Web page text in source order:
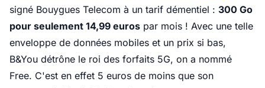
signé Bouygues Telecom à un tarif démentiel : 300 Go
pour seulement 14,99 euros par mois ! Avec une telle
enveloppe de données mobiles et un prix si bas,
B&You détrône le roi des forfaits 5G, on a nommé
Free. C'est en effet 5 euros de moins que son